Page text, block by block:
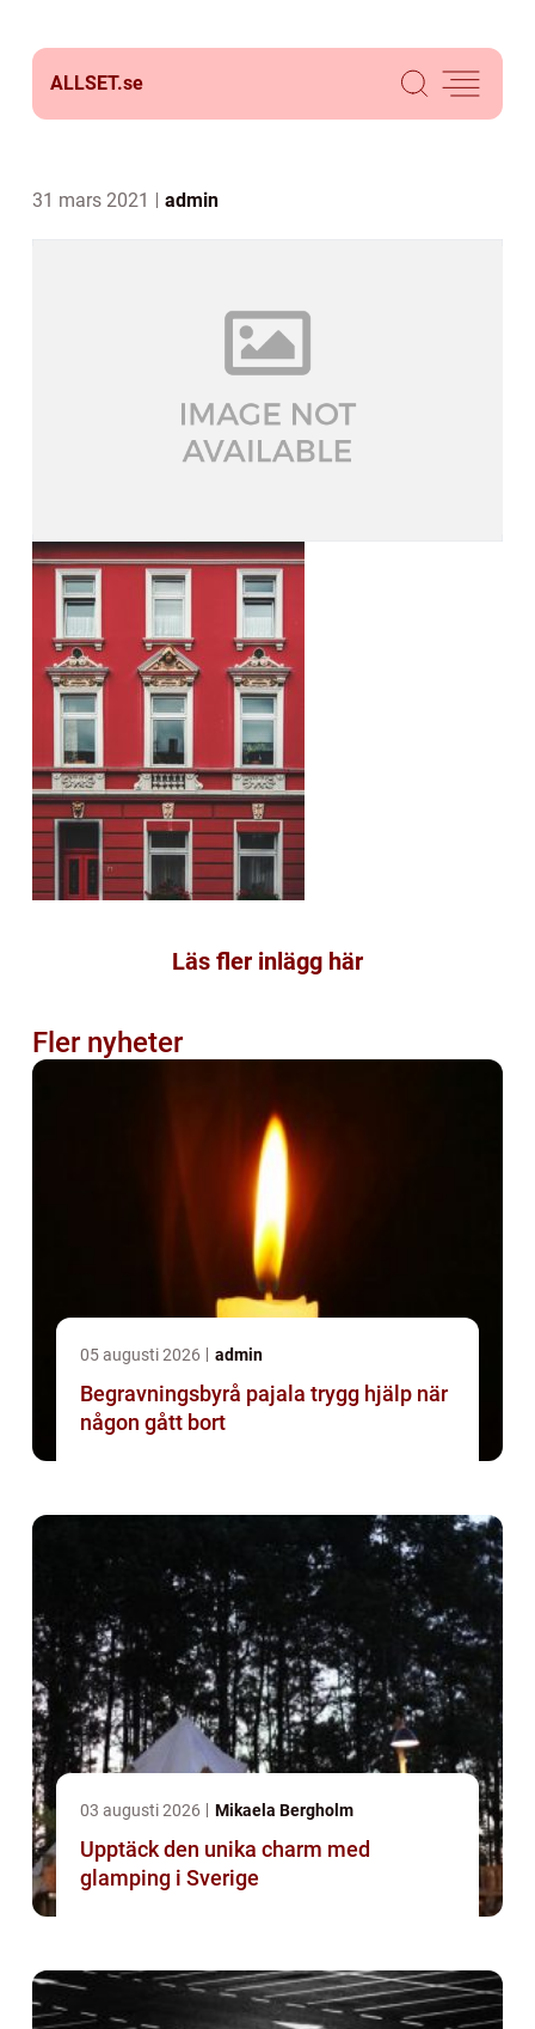
ALLSET.se
31 mars 2021 admin
Läs fler inlägg här
Fler nyheter
05 augusti 2026 admin
Begravningsbyrå pajala trygg hjälp när
någon gått bort
03 augusti 2026 Mikaela Bergholm
Upptäck den unika charm med
glamping i Sverige